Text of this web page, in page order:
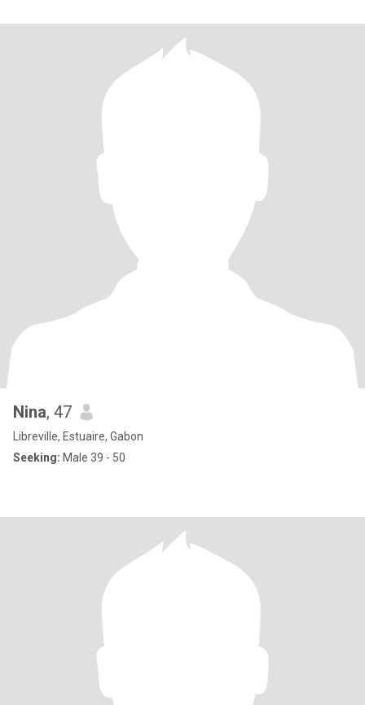
Nina, 47
Libreville, Estuaire, Gabon
Seeking: Male 39 - 50